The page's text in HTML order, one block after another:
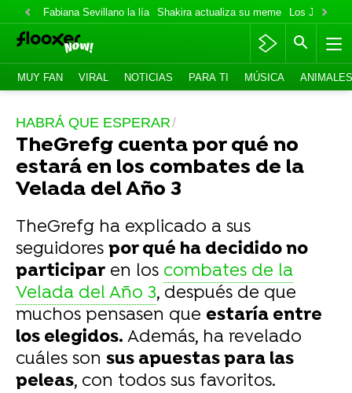
Fabiana Sevillano la lía Shakira actualiza su meme Los Jonas
MUY FAN VIRAL NOTICIAS PARA TI MÚSICA ANIMALES
HABRÁ QUE ESPERAR
TheGrefg cuenta por qué no
estará en los combates de la
Velada del Año 3
TheGrefg ha explicado a sus
seguidores por qué ha decidido no
participar en los combates de la
Velada del Año 3, después de que
muchos pensasen que estaría entre
los elegidos. Además, ha revelado
cuáles son sus apuestas para las
peleas, con todos sus favoritos.